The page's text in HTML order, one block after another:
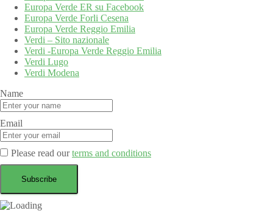
Europa Verde ER su Facebook
Europa Verde Forli Cesena
Europa Verde Reggio Emilia
Verdi – Sito nazionale
Verdi -Europa Verde Reggio Emilia
Verdi Lugo
Verdi Modena
Name
Email
Please read ourterms and conditions